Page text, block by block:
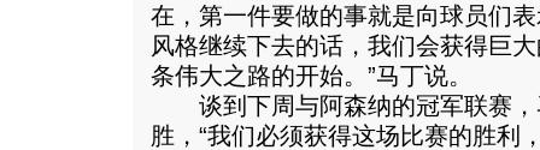
在，第一件要做的事就是向球员们
风格继续下去的话，我们会获得巨
条伟大之路的开始。”马丁说。
谈到下周与阿森纳的冠军联赛，
胜，“我们必须获得这场比赛的胜利